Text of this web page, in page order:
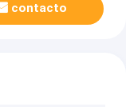
contacto